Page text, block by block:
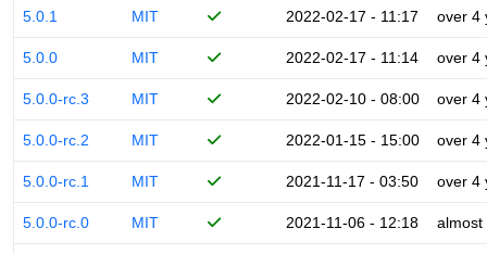
5.0.1 MIT 2022-02-17 - 11:17 over 4
5.0.0 MIT 2022-02-17 - 11:14 over 4
5.0.0-rc.3 MIT 2022-02-10 - 08:00 over 4
5.0.0-rc.2 MIT 2022-01-15 - 15:00 over 4
5.0.0-rc.1 MIT 2021-11-17 - 03:50 over 4
5.0.0-rc.0 MIT 2021-11-06 - 12:18 almost